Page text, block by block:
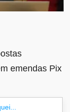
emendas Pix